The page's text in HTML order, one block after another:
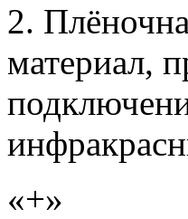
2.
материал,
«+»